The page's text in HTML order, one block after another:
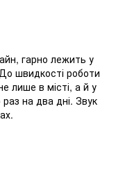
гарно лежить у
швидкості роботи
лише в місті, а й у
на два дні. Звук